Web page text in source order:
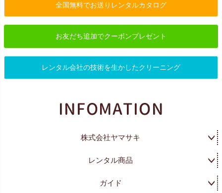
全国無料でお送りレンタルカタログ
お友だち追加でクーポンプレゼント
レンタル会社の技術を生かしたクリーニング
株式会社ヤマサキ
レンタル商品
ガイド